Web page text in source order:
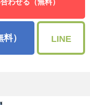
わせる（無料）
） LINE